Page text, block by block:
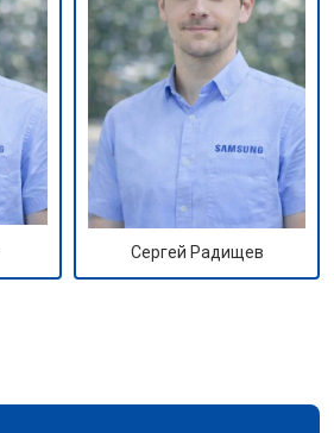
Сергей Радищев